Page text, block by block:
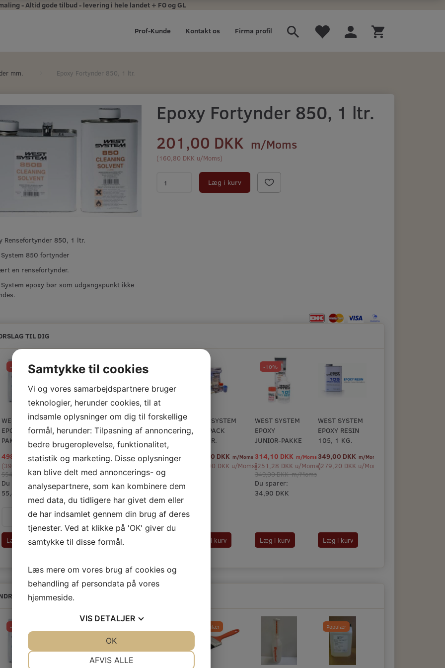
- Altid gode tilbud - levering i hele landet + FO og GL
Firma profil
Kontakt os
Prof-Kunde
mm. Epoxy Fortynder 850, 1 ltr.
Rensefortynder 850, 1 ltr.
850 fortynder
en rensefortynder.
epoxy bør som udgangspunkt ikke
Epoxy Fortynder 850, 1 ltr.
201,00 DKK m/Moms
(160,80 DKK u/Moms)
Læg i kurv
TIL DIG
-10%
WEST SYSTEM
EPOXY A-
PAKKE
498,60 DKKm/Moms
(398,88 DKK
)
554,00 DKKm/Moms
Du sparer:
55,40 DKK
Læg i kurv
Op til -10%
WEST SYSTEM
EPOXY B-
1.638,90 DKK m/Moms
(1.311,12 DKKu/Moms
1.821,00 DKKm/Moms
Du sparer:
182,10 DKK
Læg i kurv
-3%
WEST SYSTEM
EPOXY C-
PAKKE
6.455,35 DKKm/Moms
5.164,28 DKKu/Moms
6.655,00 DKK
Du sparer:
WEST SYSTEM
MINI PACK
300 GR.
310,00 DKK m/Moms
248,00 DKK u/Moms)
Læg i kurv
-10%
WEST SYSTEM
EPOXY
JUNIOR-PAKKE
314,10 DKK m/Moms
(251,28 DKK u/Moms)
349,00 DKKm/Moms
Du sparer:
34,90 DKK
Læg i kurv
WEST SYSTEM
EPOXY RESIN
105, 1 KG.
349,00 DKK m/Moms
(279,20 DKK u/Moms
Læg i kurv
KØBTE OGSÅ
-10% Populær Populær
Samtykke til cookies
Vi og vores samarbejdspartnere bruger
teknologier, herunder cookies, til at
indsamle oplysninger om dig til forskellige
formål, herunder: Tilpasning af annoncering,
bedre brugeroplevelse, funktionalitet,
statistik og marketing. Disse oplysninger
kan blive delt med annoncerings- og
analysepartnere, som kan kombinere dem
med data, du tidligere har givet dem eller
de har indsamlet gennem din brug af deres
tjenester. Ved at klikke på 'OK' giver du
samtykke til disse formål.
Læs mere om vores brug af cookies og
behandling af persondata på vores
hjemmeside.
VIS DETALJER
AFVIS ALLE
OK